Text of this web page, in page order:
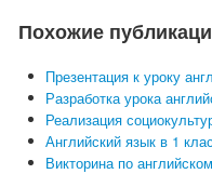
Похожие
Презентация к уроку
Разработка урока
Реализация
Английский язык в 1
Викторина по